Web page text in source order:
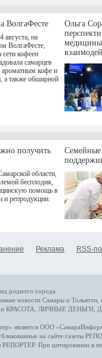
ВолгаФесте
августа, на
ВолгаФесте,
кофеен
самарцев
ароматным кофе и
а также обширной
Ольга
получить
области,
бесплодия,
помощь в
и репродукции.
Реклама RSS-
родного города.
новости Самары и Тольятти,
КРАСОТА ЛИЧНЫЕ ДЕНЬГИ
является ООО
на сайте газеты
РЕПОРТЕР. При цитировании в